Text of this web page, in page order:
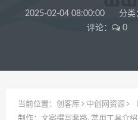
2025-02-04 08:00:00 分类
评论：
0
当前位置： 创客库 中创网资源